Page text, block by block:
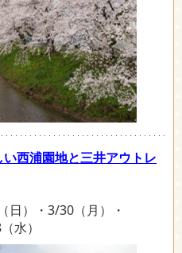
い西浦園地と三井アウトレ
日）・3/30（月）・
水）